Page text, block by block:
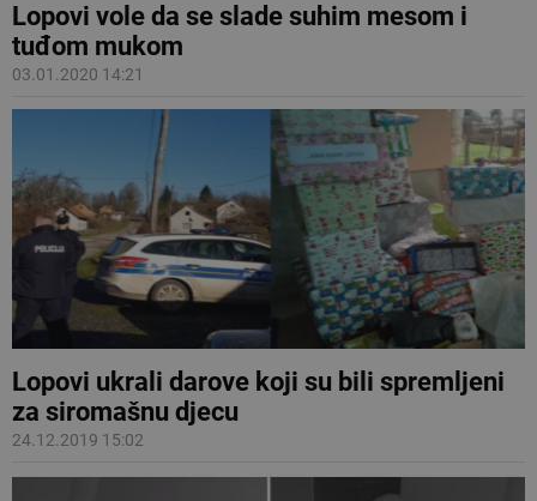
Lopovi vole da se slade suhim mesom i
tuđom mukom
03.01.2020 14:21
Lopovi ukrali darove koji su bili spremljeni
za siromašnu djecu
24.12.2019 15:02